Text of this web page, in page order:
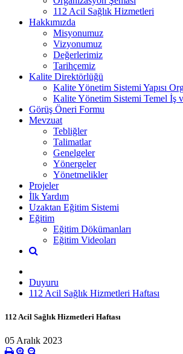
112 Acil Sağlık Hizmetleri
Hakkımızda
Misyonumuz
Vizyonumuz
Değerlerimiz
Tarihçemiz
Kalite Direktörlüğü
Kalite Yönetim Sistemi Yapısı
Kalite Yönetim Sistemi Temel İş
Görüş Öneri Formu
Mevzuat
Tebliğler
Talimatlar
Genelgeler
Yönergeler
Yönetmelikler
Projeler
İlk Yardım
Uzaktan Eğitim Sistemi
Eğitim
Eğitim Dökümanları
Eğitim Videoları
Duyuru
112 Acil Sağlık Hizmetleri Haftası
112 Acil Sağlık Hizmetleri Haftası
05 Aralık 2023